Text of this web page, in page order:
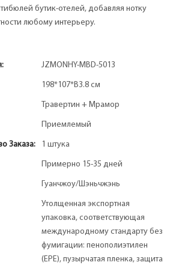
бутик-отелей, добавляя нотку
любому интерьеру.
JZMONHY-MBD-5013
198*107*В3.8 см
Травертин + Мрамор
Приемлемый
Заказа: 1 штука
Примерно 15-35 дней
Гуанчжоу/Шэньчжэнь
Утолщенная экспортная
упаковка, соответствующая
международному стандарту без
фумигации: пенополиэтилен
(EPE), пузырчатая пленка, защита